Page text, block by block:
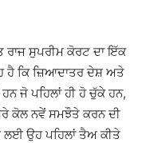
ਰਾਜ ਸੁਪਰੀਮ ਕੋਰਟ ਦਾ ਇੱਕ
ਕਿ ਜ਼ਿਆਦਾਤਰ ਦੇਸ਼ ਅਤੇ
ਜੋ ਪਹਿਲਾਂ ਹੀ ਹੋ ਚੁੱਕੇ ਹਨ,
ਕੋਲ ਨਵੇਂ ਸਮਝੌਤੇ ਕਰਨ ਦੀ
ਲਈ ਉਹ ਪਹਿਲਾਂ ਤੈਅ ਕੀਤੇ